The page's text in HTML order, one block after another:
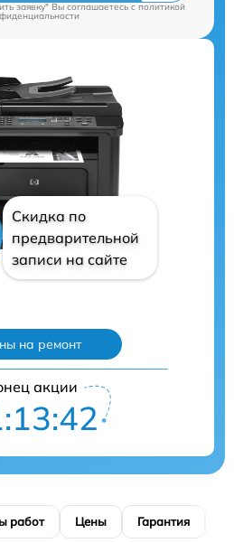
заявку" Вы соглашаетесь cполитикой
Скидка по
предварительной
записи на сайте
на ремонт
акции
работ Цены Гарантия